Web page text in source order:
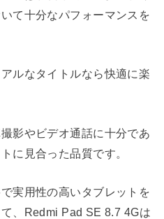
て十分なパフォーマンスを
ルなタイトルなら快適に楽
影やビデオ通話に十分であ
に見合った品質です。
実用性の高いタブレットを
、Redmi Pad SE 8.7 4Gは